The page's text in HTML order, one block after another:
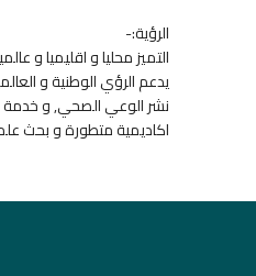
الرؤية:-
التميز محليا و اقليميا و
يدعم الرؤي الوطنية و
نشر الوعي الصحي, و خدمة
اكاديمية متطورة و بحث